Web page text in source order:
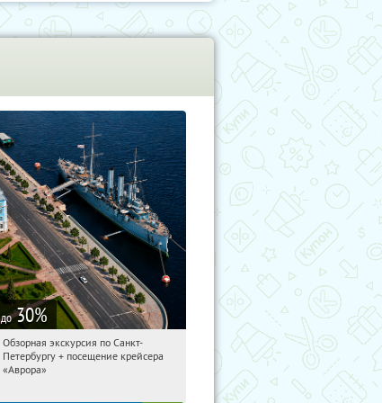
до 30%
14:28:01
Купи первым!
Площадь Восстания
Обзорная экскурсия по Санкт-
Петербургу + посещение крейсера
«Аврора»